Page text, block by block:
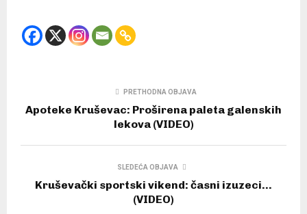
PRETHODNA OBJAVA
Apoteke Kruševac: Proširena paleta galenskih
lekova (VIDEO)
SLEDEĆA OBJAVA
Kruševački sportski vikend: časni izuzeci…
(VIDEO)